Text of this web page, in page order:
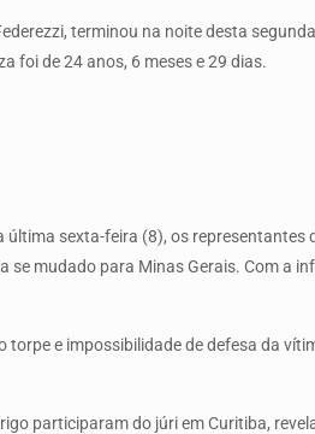
terminou na noite desta
foi de 24 anos, 6 meses e 29 dias.
sexta-feira (8), os
se mudado para Minas Gerais. Com a
e impossibilidade de defesa da
participaram do júri em Curitiba,